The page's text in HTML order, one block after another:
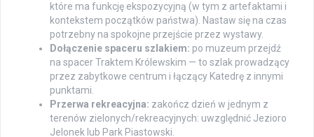
które ma funkcję ekspozycyjną (w tym z artefaktami i
kontekstem początków państwa). Nastaw się na czas
potrzebny na spokojne przejście przez wystawy.
Dołączenie spaceru szlakiem: po muzeum przejdź
na spacer Traktem Królewskim — to szlak prowadzący
przez zabytkowe centrum i łączący Katedrę z innymi
punktami.
Przerwa rekreacyjna: zakończ dzień w jednym z
terenów zielonych/rekreacyjnych: uwzględnić Jezioro
Jelonek lub Park Piastowski.